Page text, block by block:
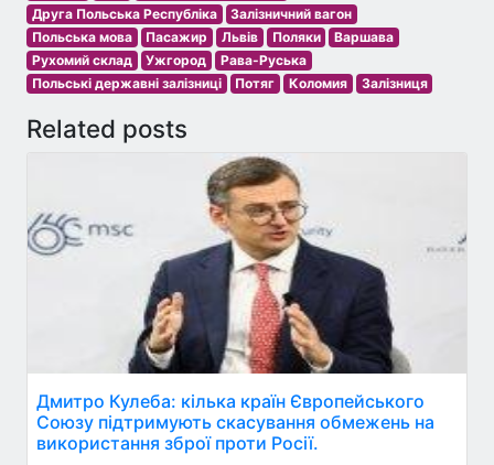
Друга Польська Республіка
Залізничний вагон
Польська мова
Пасажир Львів Поляки
Варшава
Рухомий склад
Ужгород
Рава-Руська
Польські державні залізниці
Потяг Коломия Залізниця
Related posts
Дмитро Кулеба: кілька країн Європейського
Союзу підтримують скасування обмежень на
використання зброї проти Росії.